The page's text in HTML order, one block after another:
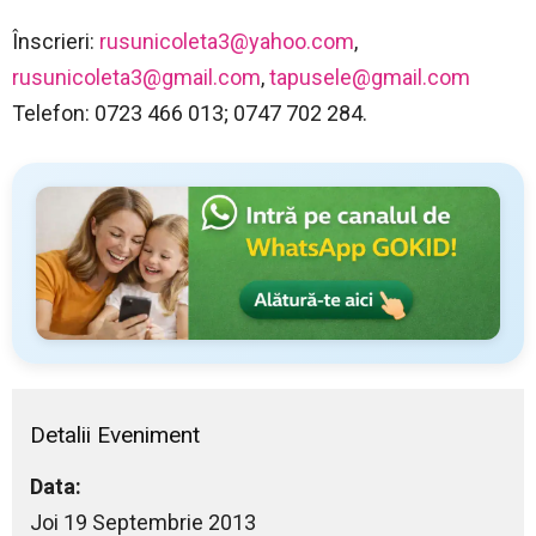
Înscrieri: rusunicoleta3@yahoo.com,
rusunicoleta3@gmail.com,tapusele@gmail.com
Telefon: 0723 466 013; 0747 702 284.
Detalii Eveniment
Data:
Joi 19 Septembrie 2013